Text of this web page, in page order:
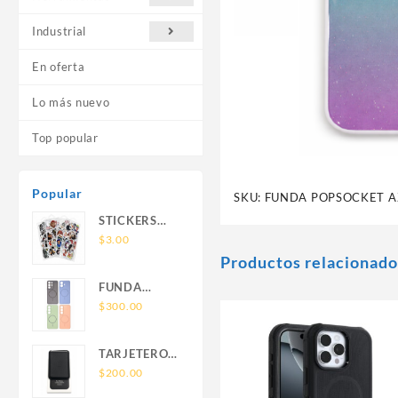
Industrial
En oferta
Lo más nuevo
Top popular
Popular
STICKERS
UNIVERSALES
$3.00
FUNDA
NOVA SAM
SIN SOPORTE
MAGNETICO
$300.00
TARJETERO
SIN SOPORTE
$200.00
SKU: FUNDA POPSOCKET
Productos